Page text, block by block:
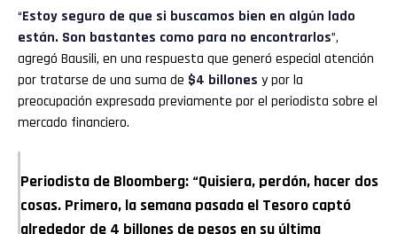
“Estoy seguro de que si buscamos bien en algún lado
están. Son bastantes como para no encontrarlos”,
agregó Bausili, en una respuesta que generó especial atención
por tratarse de una suma de $4 billones y por la
preocupación expresada previamente por el periodista sobre el
mercado financiero.
Periodista de Bloomberg: “Quisiera, perdón, hacer dos
cosas. Primero, la semana pasada el Tesoro captó
alrededor de 4 billones de pesos en su última